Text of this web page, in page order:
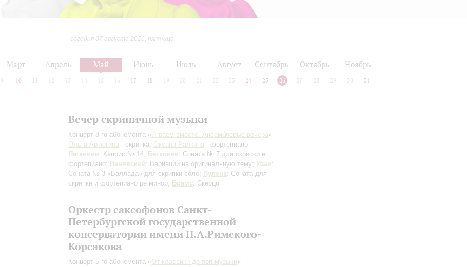
сегодня 07 августа 2026, пятница
Март Апрель Май Июнь Июль Август Сентябрь Октябрь Ноябрь
9 10 11 12 13 14 15 16 17 18 19 20 21 22 23 24 25 26 27 28 29 30 31
Вечер скрипичной музыки
Концерт 8-го абонемента « Играем вместе. Ансамблевые вечера»
Ольга Артюгина - скрипка; Оксана Ралкина - фортепиано
Паганини: Каприс № 14; Бетховен: Соната № 7 для скрипки и
фортепиано; Венявский: Вариации на оригинальную тему; Изаи:
Соната № 3 «Баллада» для скрипки соло; Пуленк: Соната для
скрипки и фортепиано ре минор; Брамс: Скерцо
Оркестр саксофонов Санкт-
Петербургской государственной
консерватории имени Н.А.Римского-
Корсакова
Концерт 5-го абонемента «От классики до поп-музыки»